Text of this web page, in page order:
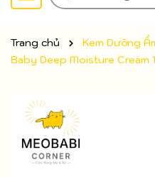
Trang chủ
Kem Dưỡng
Baby Deep Moisture Cream